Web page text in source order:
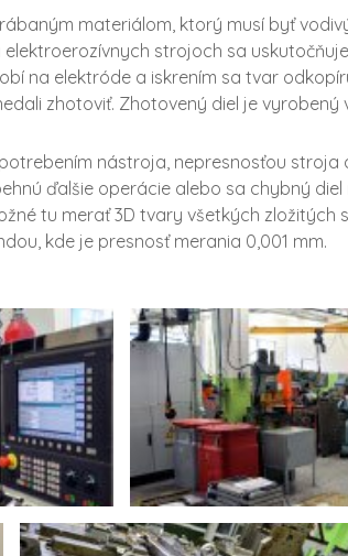
materiálom, ktorý musí byť
strojoch sa
na elektróde a iskrením sa tvar
zhotoviť. Zhotovený diel je vyrobený
nástroja, nepresnosťou stroja
ďalšie operácie alebo sa chybný
tu merať 3D tvary všetkých zložitých
kde je presnosť merania 0,001 mm.